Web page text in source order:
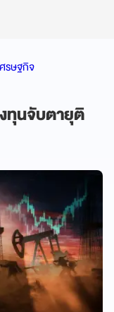
รษฐกิจ
ทุนจับตายุติ